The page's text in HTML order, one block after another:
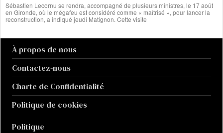
Sébastien Lecornu se rendra, accompagné de plusieurs ministres, le 17 août
en Gironde, où le mégafeu est considéré comme « maîtrisé », pour lancer la
reconstruction, a indiqué jeudi Matignon. Cette visite
À propos de nous
Contactez-nous
Charte de Confidentialité
Politique de cookies
Politique